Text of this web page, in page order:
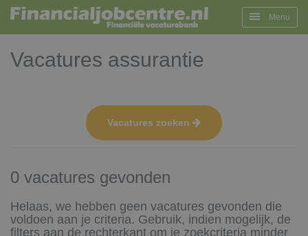
Menu
Vacatures assurantie
Vacatures zoeken
0 vacatures gevonden
Helaas, we hebben geen vacatures gevonden die
voldoen aan je criteria. Gebruik, indien mogelijk, de
filters aan de rechterkant om je zoekcriteria minder